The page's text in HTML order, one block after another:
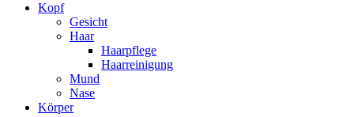
Kopf
Gesicht
Haar
Haarpflege
Haarreinigung
Mund
Nase
Körper